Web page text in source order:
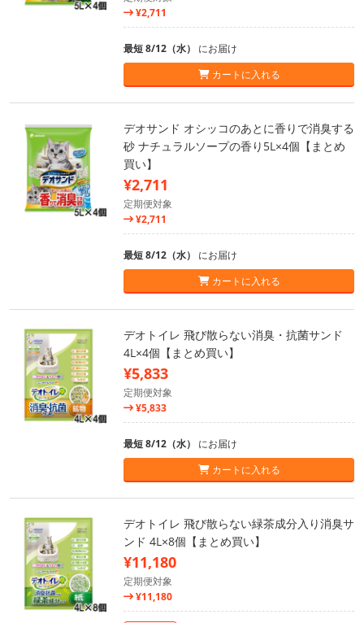
¥2,711
最短 8/12（水） にお届け
カートに入れる
デオサンド オシッコのあとに香りで消臭する
砂 ナチュラルソープの香り5L×4個【まとめ
買い】
¥2,711
定期便対象
¥2,711
最短 8/12（水） にお届け
カートに入れる
デオトイレ 飛び散らない消臭・抗菌サンド
4L×4個【まとめ買い】
¥5,833
定期便対象
¥5,833
最短 8/12（水） にお届け
カートに入れる
デオトイレ 飛び散らない緑茶成分入り消臭サ
ンド 4L×8個【まとめ買い】
¥11,180
定期便対象
¥11,180